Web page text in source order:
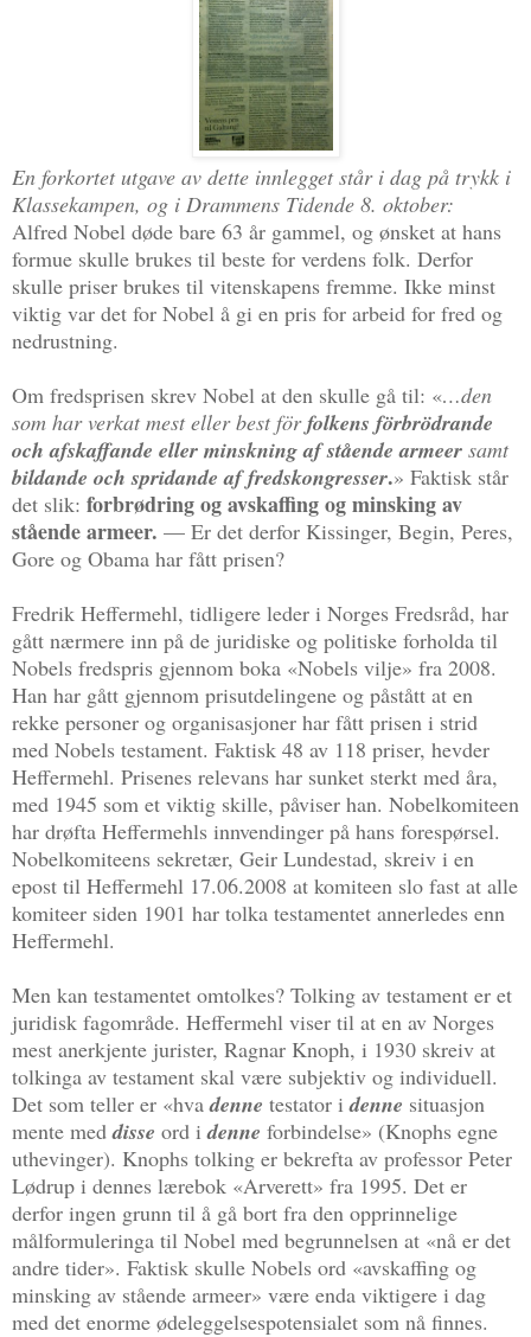
En forkortet utgave av dette innlegget står i dag på trykk i
Klassekampen, og i Drammens Tidende 8. oktober:
Alfred Nobel døde bare 63 år gammel, og ønsket at hans
formue skulle brukes til beste for verdens folk. Derfor
skulle priser brukes til vitenskapens fremme. Ikke minst
viktig var det for Nobel å gi en pris for arbeid for fred og
nedrustning.
Om fredsprisen skrev Nobel at den skulle gå til: «…den
som har verkat mest eller best förfolkens förbrödrande
och afskaffande eller minskning af stående armeer samt
bildande och spridande af fredskongresser.» Faktisk står
det slik: forbrødring og avskaffing og minsking av
stående armeer. — Er det derfor Kissinger, Begin, Peres,
Gore og Obama har fått prisen?
Fredrik Heffermehl, tidligere leder i Norges Fredsråd, har
gått nærmere inn på de juridiske og politiske forholda til
Nobels fredspris gjennom boka «Nobels vilje» fra 2008.
Han har gått gjennom prisutdelingene og påstått at en
rekke personer og organisasjoner har fått prisen i strid
med Nobels testament. Faktisk 48 av 118 priser, hevder
Heffermehl. Prisenes relevans har sunket sterkt med åra,
med 1945 som et viktig skille, påviser han. Nobelkomiteen
har drøfta Heffermehls innvendinger på hans forespørsel.
Nobelkomiteens sekretær, Geir Lundestad, skreiv i en
epost til Heffermehl 17.06.2008 at komiteen slo fast at alle
komiteer siden 1901 har tolka testamentet annerledes enn
Heffermehl.
Men kan testamentet omtolkes? Tolking av testament er et
juridisk fagområde. Heffermehl viser til at en av Norges
mest anerkjente jurister, Ragnar Knoph, i 1930 skreiv at
tolkinga av testament skal være subjektiv og individuell.
Det som teller er «hvadenne testator idenne situasjon
mente meddisse ord idenne forbindelse» (Knophs egne
uthevinger). Knophs tolking er bekrefta av professor Peter
Lødrup i dennes lærebok «Arverett» fra 1995. Det er
derfor ingen grunn til å gå bort fra den opprinnelige
målformuleringa til Nobel med begrunnelsen at «nå er det
andre tider». Faktisk skulle Nobels ord «avskaffing og
minsking av stående armeer» være enda viktigere i dag
med det enorme ødeleggelsespotensialet som nå finnes.